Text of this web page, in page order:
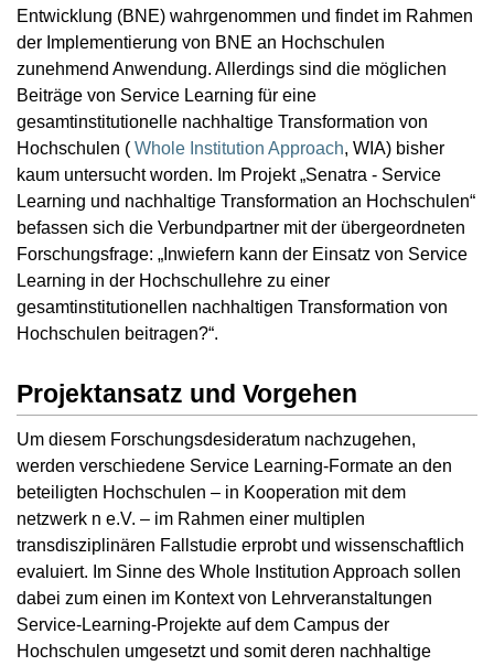
Entwicklung (BNE) wahrgenommen und findet im Rahmen
der Implementierung von BNE an Hochschulen
zunehmend Anwendung. Allerdings sind die möglichen
Beiträge von Service Learning für eine
gesamtinstitutionelle nachhaltige Transformation von
Hochschulen ( Whole Institution Approach, WIA) bisher
kaum untersucht worden. Im Projekt „Senatra - Service
Learning und nachhaltige Transformation an Hochschulen“
befassen sich die Verbundpartner mit der übergeordneten
Forschungsfrage: „Inwiefern kann der Einsatz von Service
Learning in der Hochschullehre zu einer
gesamtinstitutionellen nachhaltigen Transformation von
Hochschulen beitragen?“.
Projektansatz und Vorgehen
Um diesem Forschungsdesideratum nachzugehen,
werden verschiedene Service Learning-Formate an den
beteiligten Hochschulen – in Kooperation mit dem
netzwerk n e.V. – im Rahmen einer multiplen
transdisziplinären Fallstudie erprobt und wissenschaftlich
evaluiert. Im Sinne des Whole Institution Approach sollen
dabei zum einen im Kontext von Lehrveranstaltungen
Service-Learning-Projekte auf dem Campus der
Hochschulen umgesetzt und somit deren nachhaltige